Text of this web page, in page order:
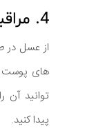
4. مراقبت از پوست و بهبود زخم
از عسل در
های پوست
توانید آن
پیدا کنید.